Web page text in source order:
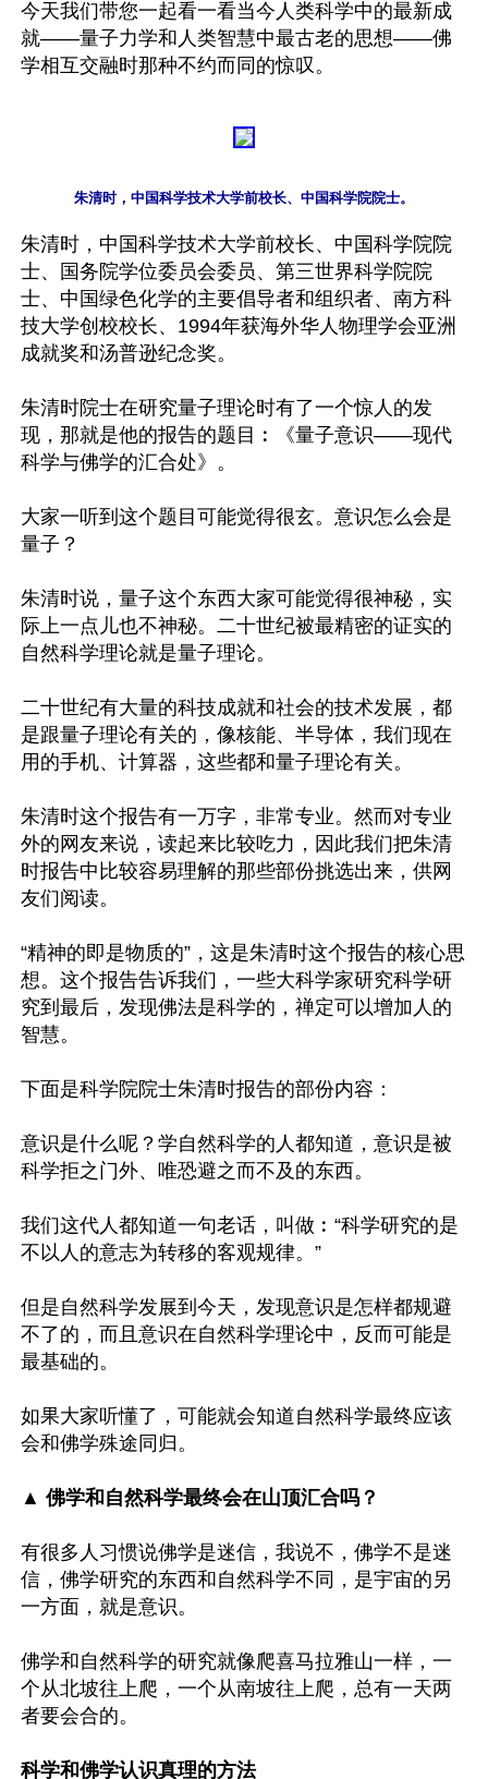
今天我们带您一起看一看当今人类科学中的最新成
就——量子力学和人类智慧中最古老的思想——佛
朱清时，中国科学技术大学前校长、中国科学院院
士、国务院学位委员会委员、第三世界科学院院
士、中国绿色化学的主要倡导者和组织者、南方科
技大学创校校长、1994年获海外华人物理学会亚洲
成就奖和汤普逊纪念奖。
朱清时院士在研究量子理论时有了一个惊人的发
现，那就是他的报告的题目︰《量子意识——现代
科学与佛学的汇合处》。
大家一听到这个题目可能觉得很玄。意识怎么会是
量子？
朱清时说，量子这个东西大家可能觉得很神秘，实
际上一点儿也不神秘。二十世纪被最精密的证实的
自然科学理论就是量子理论。
二十世纪有大量的科技成就和社会的技术发展，都
是跟量子理论有关的，像核能、半导体，我们现在
用的手机、计算器，这些都和量子理论有关。
朱清时这个报告有一万字，非常专业。然而对专业
外的网友来说，读起来比较吃力，因此我们把朱清
时报告中比较容易理解的那些部份挑选出来，供网
友们阅读。
“精神的即是物质的”，这是朱清时这个报告的核心思
想。这个报告告诉我们，一些大科学家研究科学研
究到最后，发现佛法是科学的，禅定可以增加人的
智慧。
下面是科学院院士朱清时报告的部份内容：
意识是什么呢？学自然科学的人都知道，意识是被
科学拒之门外、唯恐避之而不及的东西。
我们这代人都知道一句老话，叫做︰“科学研究的是
不以人的意志为转移的客观规律。”
但是自然科学发展到今天，发现意识是怎样都规避
不了的，而且意识在自然科学理论中，反而可能是
最基础的。
如果大家听懂了，可能就会知道自然科学最终应该
会和佛学殊途同归。
▲ 佛学和自然科学最终会在山顶汇合吗？
有很多人习惯说佛学是迷信，我说不，佛学不是迷
信，佛学研究的东西和自然科学不同，是宇宙的另
一方面，就是意识。
佛学和自然科学的研究就像爬喜马拉雅山一样，一
个从北坡往上爬，一个从南坡往上爬，总有一天两
者要会合的。
科学和佛学认识真理的方法